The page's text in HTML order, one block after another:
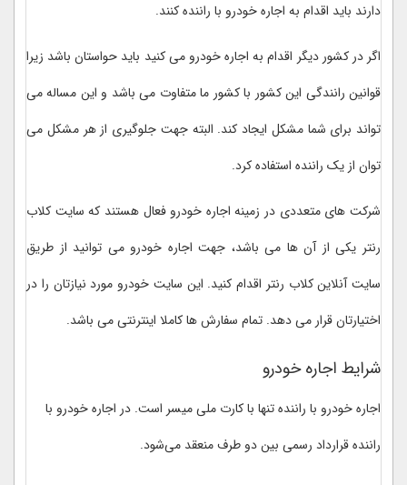
دارند باید اقدام به اجاره خودرو با راننده کنند.
اگر در کشور دیگر اقدام به اجاره خودرو می کنید باید حواستان باشد زیرا
قوانین رانندگی این کشور با کشور ما متفاوت می باشد و این مساله می
تواند برای شما مشکل ایجاد کند. البته جهت جلوگیری از هر مشکل می
توان از یک راننده استفاده کرد.
شرکت های متعددی در زمینه اجاره خودرو فعال هستند که سایت کلاب
رنتر یکی از آن ها می باشد، جهت اجاره خودرو می توانید از طریق
سایت آنلاین کلاب رنتر اقدام کنید. این سایت خودرو مورد نیازتان را در
اختیارتان قرار می دهد. تمام سفارش ها کاملا اینترنتی می باشد.
شرایط اجاره خودرو
اجاره خودرو با راننده تنها با کارت ملی میسر است. در اجاره خودرو با
راننده قرارداد رسمی بین دو طرف منعقد می‌شود.